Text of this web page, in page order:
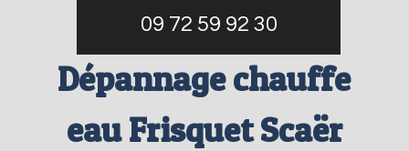
09 72 59 92 30
Dépannage chauffe
eau Frisquet Scaër